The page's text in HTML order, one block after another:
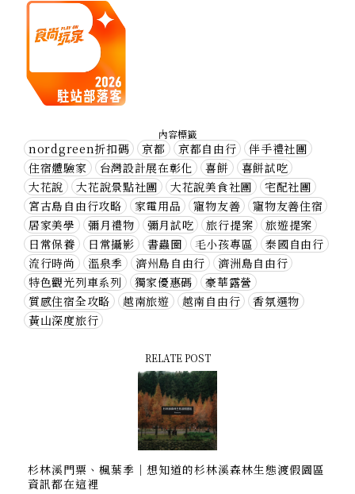
內容標籤
nordgreen折扣碼 京都 京都自由行
伴手禮社團
住宿體驗家
台灣設計展在彰化 喜餅
喜餅試吃
大花說
大花說景點社團 大花說美食社團
宅配社團
宮古島自由行攻略
家電用品 寵物友善
寵物友善住宿
居家美學
彌月禮物 彌月試吃 旅行提案
旅遊提案
日常保養
日常攝影 書蟲圈 毛小孩專區
泰國自由行
流行時尚
溫泉季 濟州島自由行
濟洲島自由行
特色觀光列車系列
獨家優惠碼
豪華露營
質感住宿全攻略
越南旅遊 越南自由行
香氛選物
黃山深度旅行
RELATE POST
杉林溪門票、楓葉季｜想知道的杉林溪森林生態渡假園區
資訊都在這裡